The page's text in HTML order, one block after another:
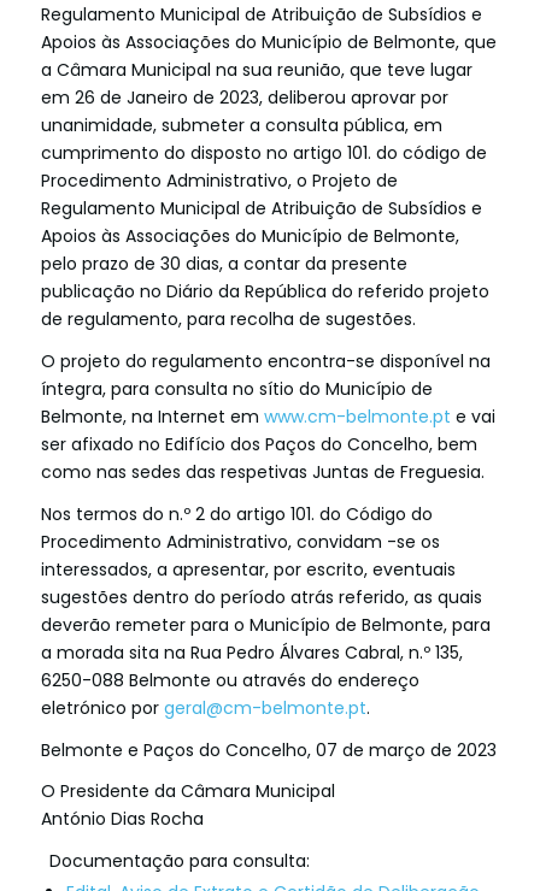
Regulamento Municipal de Atribuição de Subsídios e
Apoios às Associações do Município de Belmonte, que
a Câmara Municipal na sua reunião, que teve lugar
em 26 de Janeiro de 2023, deliberou aprovar por
unanimidade, submeter a consulta pública, em
cumprimento do disposto no artigo 101. do código de
Procedimento Administrativo, o Projeto de
Regulamento Municipal de Atribuição de Subsídios e
Apoios às Associações do Município de Belmonte,
pelo prazo de 30 dias, a contar da presente
publicação no Diário da República do referido projeto
de regulamento, para recolha de sugestões.
O projeto do regulamento encontra-se disponível na
íntegra, para consulta no sítio do Município de
Belmonte, na Internet em www.cm-belmonte.pt e vai
ser afixado no Edifício dos Paços do Concelho, bem
como nas sedes das respetivas Juntas de Freguesia.
Nos termos do n.º 2 do artigo 101. do Código do
Procedimento Administrativo, convidam -se os
interessados, a apresentar, por escrito, eventuais
sugestões dentro do período atrás referido, as quais
deverão remeter para o Município de Belmonte, para
a morada sita na Rua Pedro Álvares Cabral, n.º 135,
6250-088 Belmonte ou através do endereço
eletrónico por geral@cm-belmonte.pt.
­Belmonte e Paços do Concelho, 07 de março de 2023
O Presidente da Câmara Municipal
António Dias Rocha
Documentação para consulta: